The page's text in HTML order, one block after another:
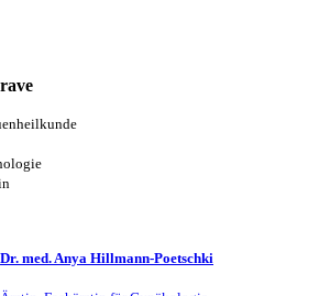
Dr. med. Anya Hillmann-Poetschki